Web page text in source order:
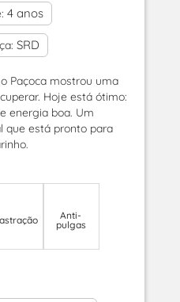
4 anos
SRD
Paçoca mostrou uma
Hoje está ótimo:
energia boa. Um
que está pronto para
Anti-
pulgas